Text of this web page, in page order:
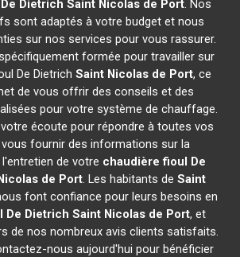
Dietrich Saint Nicolas de Port. Nos
sont adaptés à votre budget et nous
sur nos services pour vous rassurer.
formée pour travailler sur
De Dietrich Saint Nicolas de Port, ce
de vous offrir des conseils et des
pour votre système de chauffage.
écoute pour répondre à toutes vos
fournir des informations sur la
de votre chaudière fioul De
de Port. Les habitants deSaint
font confiance pour leurs besoins en
De Dietrich Saint Nicolas de Port, et
de nos nombreux avis clients satisfaits.
nous aujourd'hui pour bénéficier